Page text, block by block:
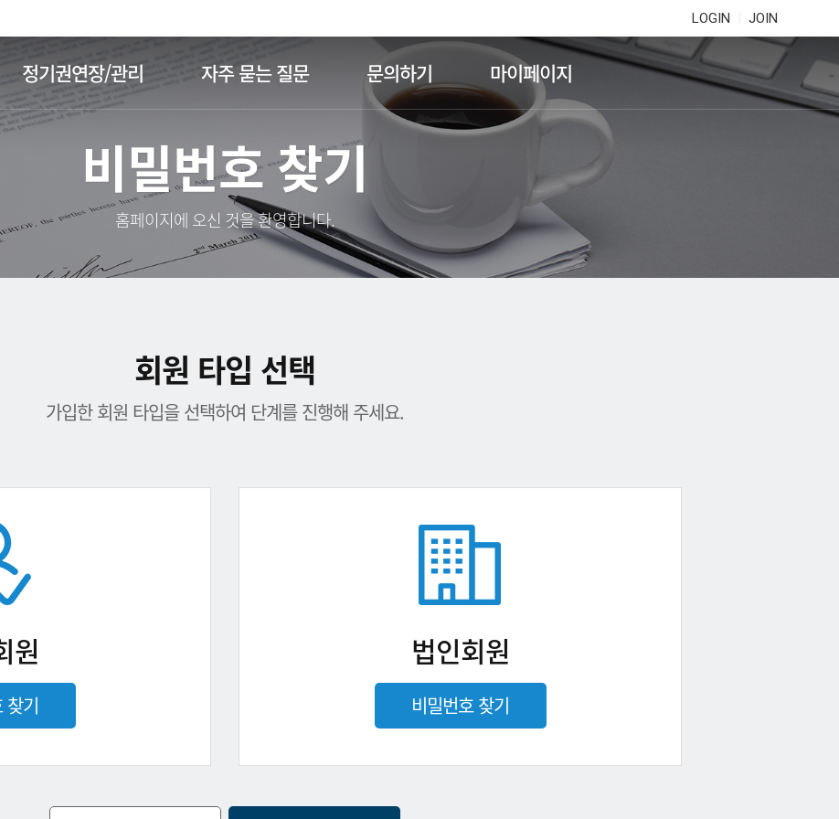
LOGIN JOIN
정기권연장/관리 자주 묻는 질문 문의하기 마이페이지
비밀번호 찾기
홈페이지에 오신 것을 환영합니다.
회원 타입 선택
가입한 회원 타입을 선택하여 단계를 진행해 주세요.
원
찾기
법인회원
비밀번호 찾기